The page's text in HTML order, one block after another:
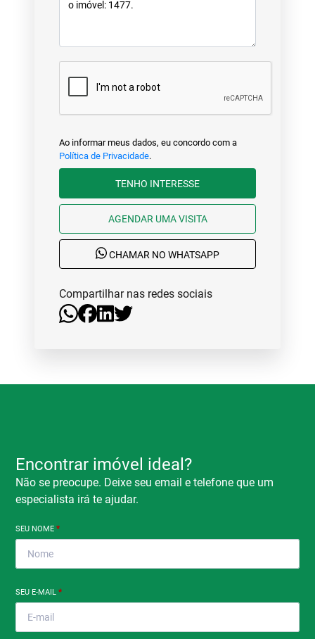
Ao informar meus dados, eu concordo com a
Política de Privacidade.
TENHO INTERESSE
AGENDAR UMA VISITA
CHAMAR NO WHATSAPP
Compartilhar nas redes sociais
Encontrar imóvel ideal?
Não se preocupe. Deixe seu email e telefone que um
especialista irá te ajudar.
SEU NOME*
SEU E-MAIL*